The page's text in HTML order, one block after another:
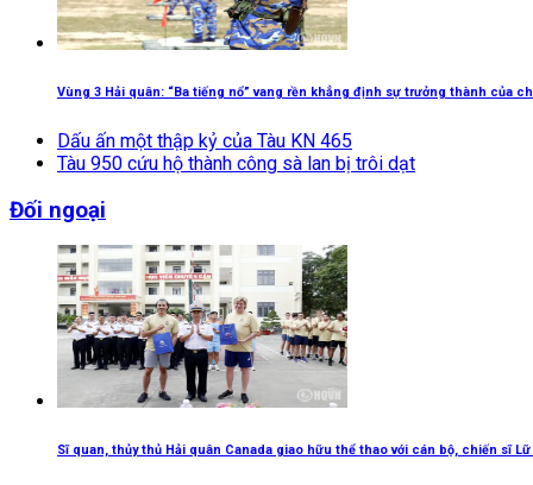
Vùng 3 Hải quân: “Ba tiếng nổ” vang rền khẳng định sự trưởng thành của
Dấu ấn một thập kỷ của Tàu KN 465
Tàu 950 cứu hộ thành công sà lan bị trôi dạt
Đối ngoại
Sĩ quan, thủy thủ Hải quân Canada giao hữu thể thao với cán bộ, chiến sĩ Lữ